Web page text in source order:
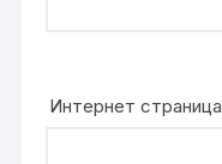
Интернет страница